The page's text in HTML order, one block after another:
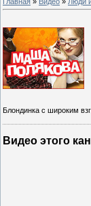
Блондинка с широким
Видео этого